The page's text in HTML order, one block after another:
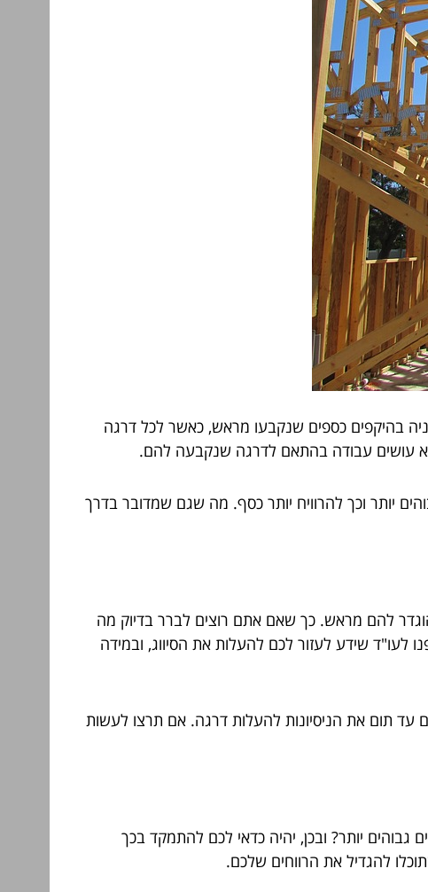
בהיקפים כספים שנקבעו מראש, כאשר לכל דרגה
יותר וכך להרוויח יותר כסף. מה שגם שמדובר בדרך
להם מראש. כך שאם אתם רוצים לברר בדיוק מה
שידע לעזור לכם להעלות את הסיווג, ובמידה
עד תום את הניסיונות להעלות דרגה. אם תרצו לעשות
יותר? ובכן, יהיה כדאי לכם להתמקד בכך
להגדיל את הרווחים שלכם.